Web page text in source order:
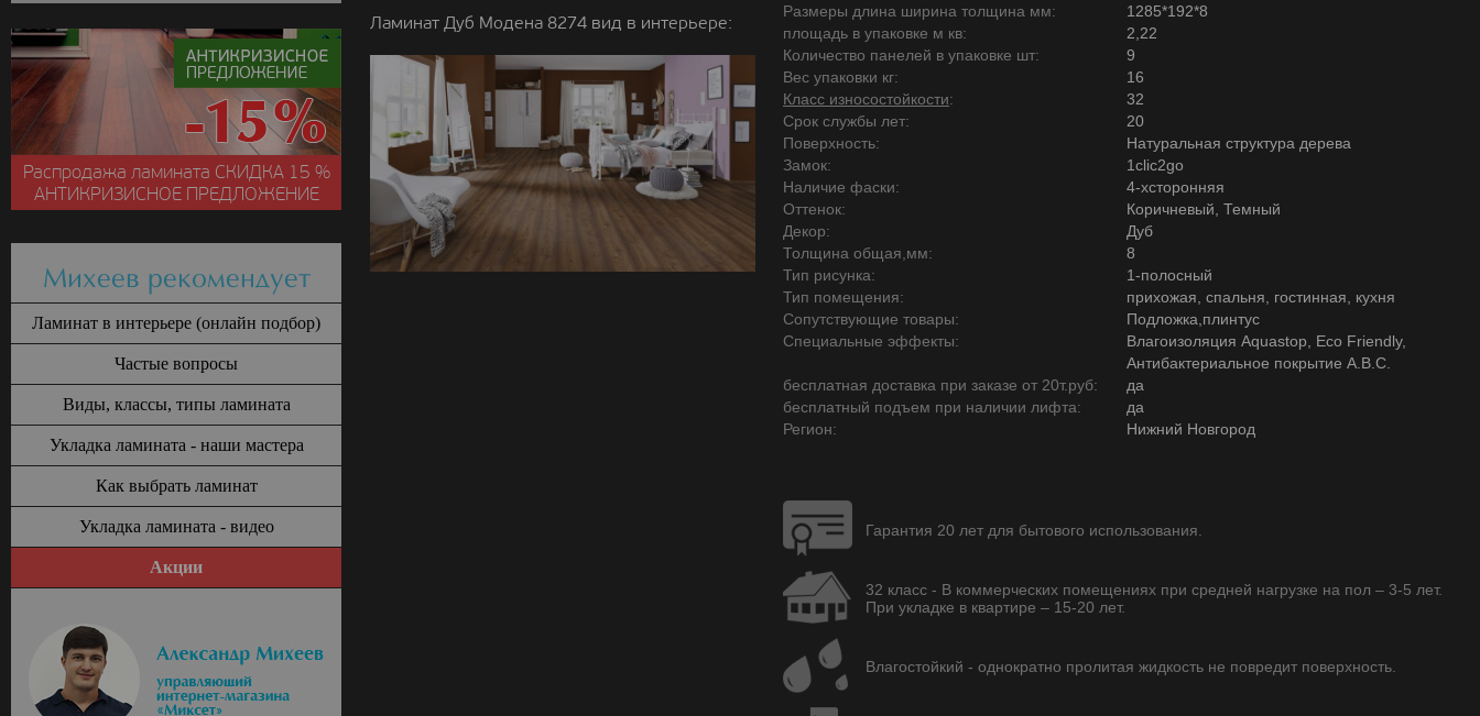
Ламинат Дуб Модена 8274 вид в интерьере:
Размеры длина ширина толщина мм:
1285*192*8
площадь в упаковке м кв:
2,22
Количество панелей в упаковке шт:
9
Вес упаковки кг:
16
Класс износостойкости:
32
Срок службы лет:
20
Поверхность:
Натуральная структура дерева
Замок:
1clic2go
Наличие фаски:
4-хсторонняя
Оттенок:
Коричневый, Темный
Декор:
Дуб
Толщина общая,мм:
8
Тип рисунка:
1-полосный
Тип помещения:
прихожая, спальня, гостинная, кухня
Сопутствующие товары:
Подложка,плинтус
Специальные эффекты:
Влагоизоляция Aquastop, Eco Friendly,
Антибактериальное покрытие А.В.С.
бесплатная доставка при заказе от 20т.руб:
да
бесплатный подъем при наличии лифта:
да
Регион:
Нижний Новгород
Гарантия 20 лет для бытового использования.
32 класс - В коммерческих помещениях при средней нагрузке на пол – 3-5 лет.
При укладке в квартире – 15-20 лет.
Влагостойкий - однократно пролитая жидкость не повредит поверхность.
Распродажа ламината СКИДКА15 %
АНТИКРИЗИСНОЕ ПРЕДЛОЖЕНИЕ
Михеев рекомендует
Ламинат в интерьере (онлайн подбор)
Частые вопросы
Виды, классы, типы ламината
Укладка ламината - наши мастера
Как выбрать ламинат
Укладка ламината - видео
Акции